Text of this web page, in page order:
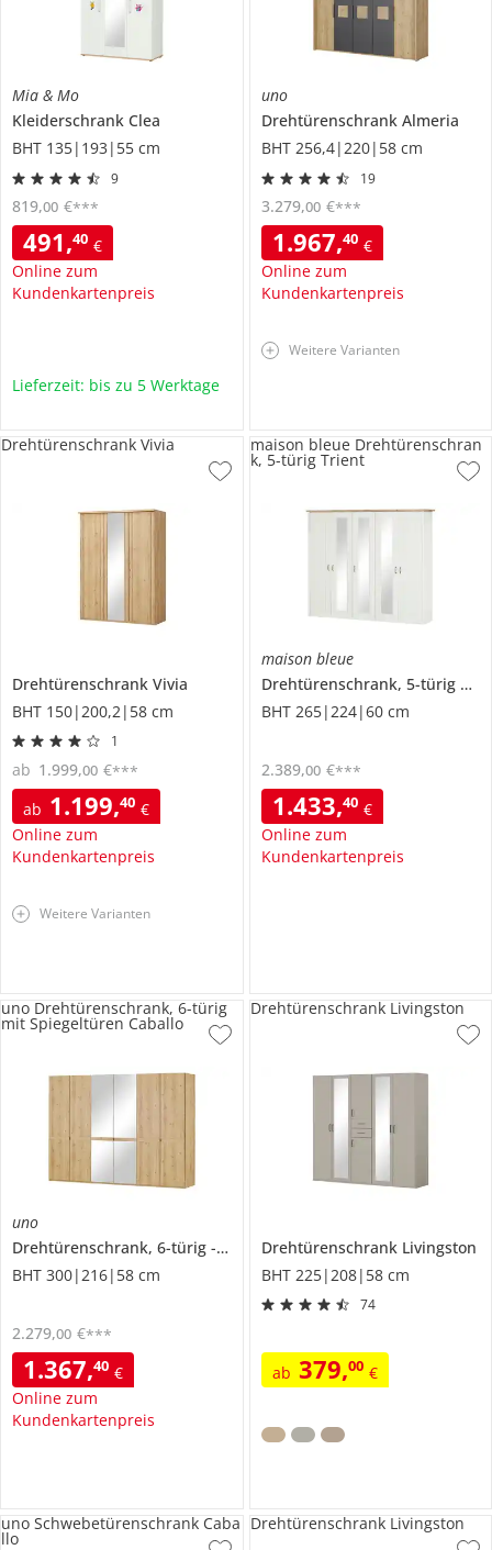
Mia & Mo
Kleiderschrank Clea
BHT 135|193|55 cm
9
491,40 €
Online zum
Kundenkartenpreis
819,00 €***
Lieferzeit: bis zu 5 Werktage
uno
Drehtürenschrank Almeria
BHT 256,4|220|58 cm
19
1.967,40 €
Online zum
Kundenkartenpreis
3.279,00 €***
Weitere Varianten
Drehtürenschrank Vivia
BHT 150|200,2|58 cm
1
ab 1.199,40 €
Online zum
Kundenkartenpreis
ab 1.999,00 €***
Drehtürenschrank Vivia
Weitere Varianten
maison bleue
Drehtürenschrank, 5-türig
BHT 265|224|60 cm
1.433,40 €
Online zum
Kundenkartenpreis
2.389,00 €***
maison bleue Drehtürenschran
k, 5-türig Trient
uno
Drehtürenschrank, 6-türig
mit Spiegeltüren
Caballo
BHT 300|216|58 cm
1.367,40 €
Online zum
Kundenkartenpreis
2.279,00 €***
uno Drehtürenschrank, 6-türig
mit Spiegeltüren Caballo
Drehtürenschrank Livingston
BHT 225|208|58 cm
74
ab 379,00 €
Drehtürenschrank Livingston
uno Schwebetürenschrank Caba
llo
Drehtürenschrank Livingston